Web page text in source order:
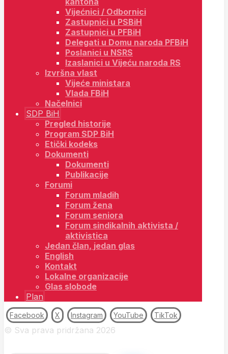
Vijećnici / Odbornici
Zastupnici u PSBiH
Zastupnici u PFBiH
Delegati u Domu naroda PFBiH
Poslanici u NSRS
Izaslanici u Vijeću naroda RS
Izvršna vlast
Vijeće ministara
Vlada FBiH
Načelnici
SDP BiH
Pregled historije
Program SDP BiH
Etički kodeks
Dokumenti
Dokumenti
Publikacije
Forumi
Forum mladih
Forum žena
Forum seniora
Forum sindikalnih aktivista /
aktivistica
Jedan član, jedan glas
English
Kontakt
Lokalne organizacije
Glas slobode
Plan
Facebook X Instagram YouTube TikTok
© Sva prava pridržana 2026